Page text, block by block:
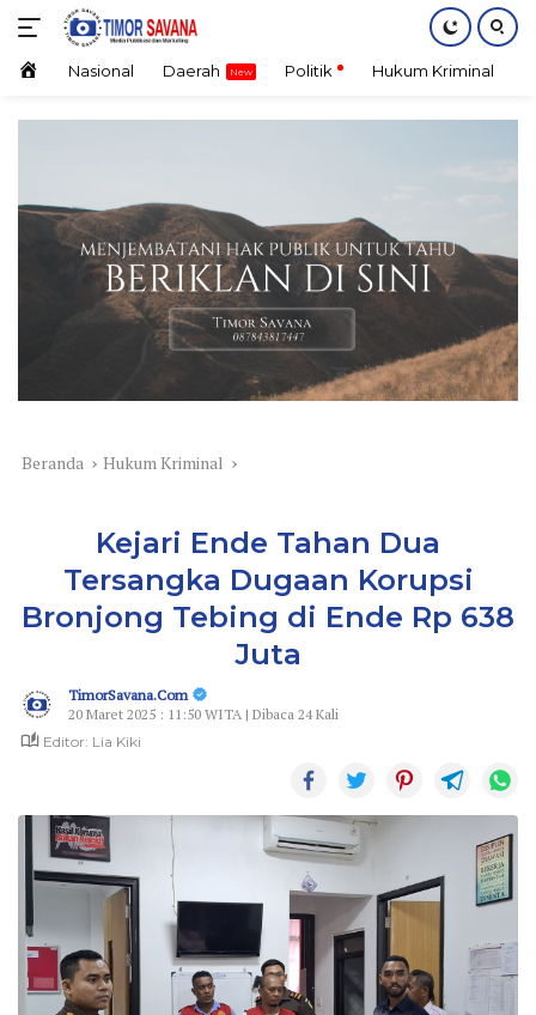
Langsung
konten HomeNasional Daerah Politik Hukum Kriminal
Beranda Hukum Kriminal
Kejari Ende Tahan Dua
Tersangka Dugaan Korupsi
Bronjong Tebing di Ende Rp 638
Juta
TimorSavana.Com
20 Maret 2025 : 11:50 WITA | Dibaca 24 Kali
Editor: Lia Kiki